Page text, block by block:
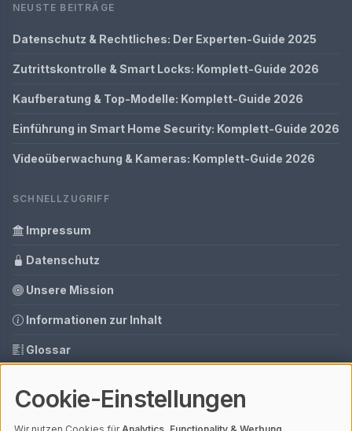
NEUSTE BEITRÄGE
Datenschutz & Rechtliches: Der Experten-Guide 2025
Zutrittskontrolle & Smart Locks: Komplett-Guide 2026
Kaufberatung & Top-Modelle: Komplett-Guide 2026
Einführung in Smart Home Security: Komplett-Guide 2026
Videoüberwachung & Kameras: Komplett-Guide 2026
SCHNELLZUGRIFF
Impressum
Datenschutz
Unsere Mission
Informationen zur Inhalt
Glossar
Media Daten
Cookie-Einstellungen
Wir nutzen Cookies für Analytics, Functionality & Werbung